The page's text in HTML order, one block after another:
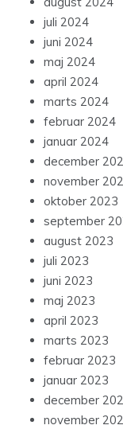
juli 2024
juni 2024
maj 2024
april 2024
marts 2024
februar 2024
januar 2024
december
november
oktober 2023
september
august 2023
juli 2023
juni 2023
maj 2023
april 2023
marts 2023
februar 2023
januar 2023
december
november